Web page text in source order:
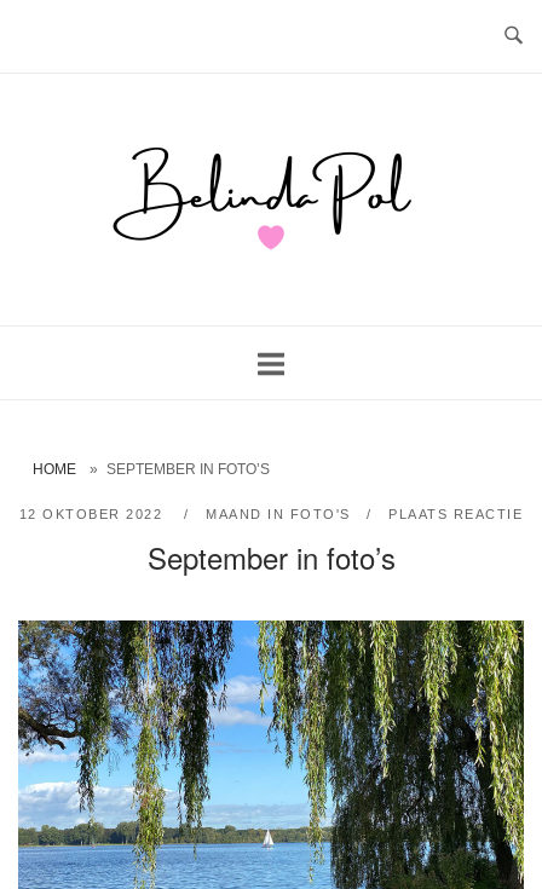
HOME » SEPTEMBER IN FOTO’S
12 OKTOBER 2022 MAAND IN FOTO'S PLAATS REACTIE
September in foto’s